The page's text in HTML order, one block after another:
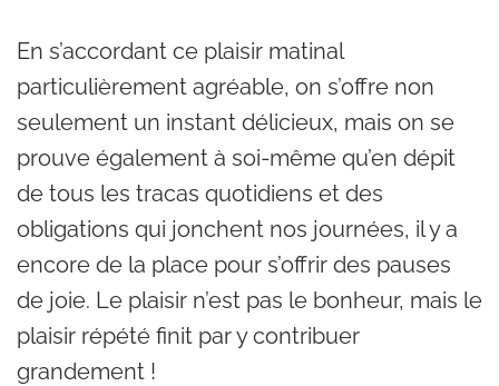
En s’accordant ce plaisir matinal
particulièrement agréable, on s’offre non
seulement un instant délicieux, mais on se
prouve également à soi-même qu’en dépit
de tous les tracas quotidiens et des
obligations qui jonchent nos journées, il y a
encore de la place pour s’offrir des pauses
de joie. Le plaisir n’est pas le bonheur, mais le
plaisir répété finit par y contribuer
grandement !